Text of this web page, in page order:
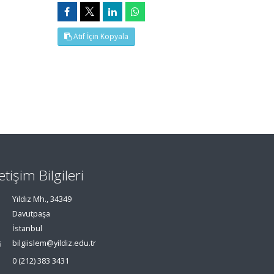
Atıf İçin Kopyala
Bilgileri
Yıldız Mh., 34349
Davutpaşa
İstanbul
bilgiislem@yildiz.edu.tr
0 (212) 383 3431